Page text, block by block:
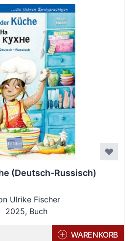
(Deutsch-Russisch)
Ulrike Fischer
2025, Buch
WARENKORB